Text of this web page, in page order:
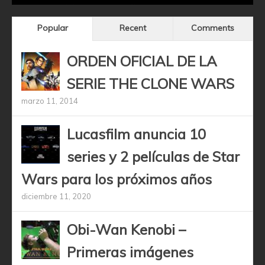
Popular Recent Comments
ORDEN OFICIAL DE LA
SERIE THE CLONE WARS
marzo 11, 2014
Lucasfilm anuncia 10
series y 2 películas de Star
Wars para los próximos años
diciembre 11, 2020
Obi-Wan Kenobi –
Primeras imágenes